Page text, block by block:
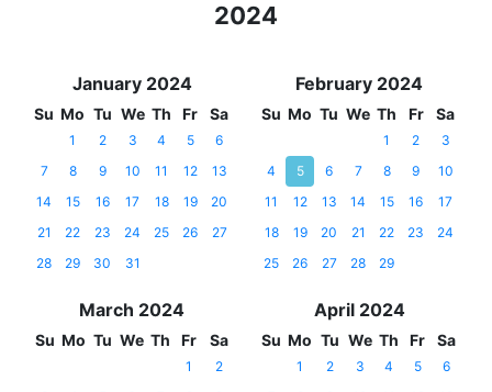
2024
January 2024
Su Mo Tu We Th Fr Sa
1 2 3 4 5
6
7
8 9 10 11 12
13
14
15 16 17 18 19
20
21
22 23 24 25 26
27
28
29 30 31
February 2024
Su Mo Tu We Th Fr Sa
1 2
3
4
5 6 7 8 9
10
11
12 13 14 15 16
17
18
19 20 21 22 23
24
25
26 27 28 29
March 2024
Su Mo Tu We Th Fr Sa
1
2
April 2024
Su Mo Tu We Th Fr Sa
1 2 3 4 5
6